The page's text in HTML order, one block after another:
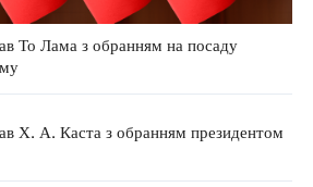
То Лама з обранням на посаду
Х. А. Каста з обранням президентом